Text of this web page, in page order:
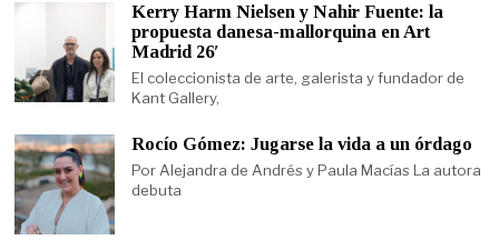
Kerry Harm Nielsen y Nahir Fuente: la
propuesta danesa-mallorquina en Art
Madrid 26′
El coleccionista de arte, galerista y fundador de
Kant Gallery,
Rocío Gómez: Jugarse la vida a un órdago
Por Alejandra de Andrés y Paula Macías La autora
debuta